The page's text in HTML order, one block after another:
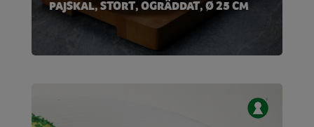
PAJSKAL, STORT, OGRÄDDAT, Ø 25 CM